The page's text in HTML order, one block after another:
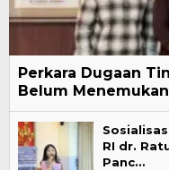
Perkara Dugaan
Belum
RI dr.
Panc…